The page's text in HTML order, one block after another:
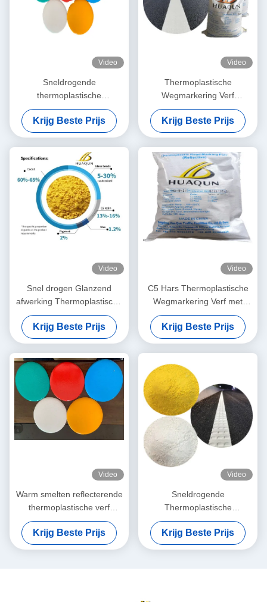
Video
Sneldrogende
thermoplastische
wegmarkeerverf met hoge
reflecterende
eigenschappen en
petroleumharsbasis voor
duurzame wegmarkeringen
Krijg Beste Prijs
Video
Thermoplastische
Wegmarkering Verf
Sneldrogend ≤3min met
Hoge
Temperatuurbestendigheid
180-220℃ en Aanpasbare
Kleuren
Krijg Beste Prijs
Video
Snel drogen Glanzend
afwerking Thermoplastische
verf voor wegmarkering
Warm smelten
wegmarkering verf
Krijg Beste Prijs
Video
C5 Hars Thermoplastische
Wegmarkering Verf met
180~220℃
Applicatietemperatuur en
Snel Drogen (3 minuten)
voor Duurzame
Wegmarkeringen
Krijg Beste Prijs
Video
Warm smelten reflecterende
thermoplastische verf
weerbestendige voor
wegmarkering op snelwegen
Krijg Beste Prijs
Video
Sneldrogende
Thermoplastische
Wegenverf met Hoge
Reflectiviteit en Aangepaste
Kleuren voor Verbeterde
Krijg Beste Prijs